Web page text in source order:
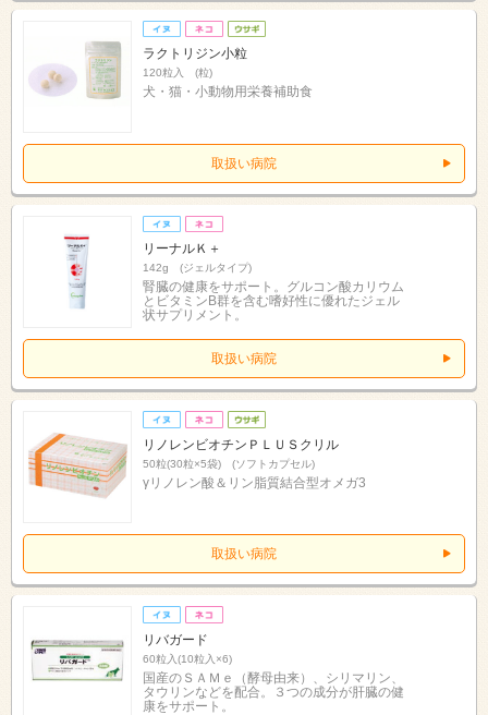
ラクトリジン小粒
120粒入 (粒)
犬・猫・小動物用栄養補助食
取扱い病院
リーナルＫ＋
142g (ジェルタイプ)
腎臓の健康をサポート。グルコン酸カリウム
とビタミンB群を含む嗜好性に優れたジェル
状サプリメント。
取扱い病院
リノレンビオチンＰＬＵＳクリル
50粒(30粒×5袋) (ソフトカプセル)
γリノレン酸＆リン脂質結合型オメガ3
取扱い病院
リバガード
60粒入(10粒入×6)
国産のＳＡＭｅ（酵母由来）、シリマリン、
タウリンなどを配合。３つの成分が肝臓の健
康をサポート。